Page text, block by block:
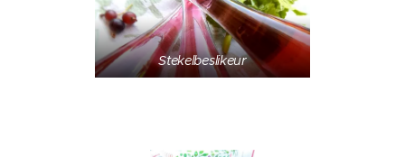
Stekelbeslikeur